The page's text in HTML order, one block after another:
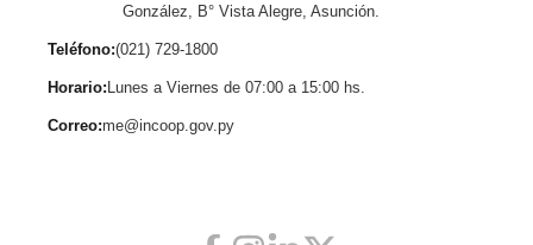
González, B° Vista Alegre, Asunción.
Teléfono:(021) 729-1800
Horario:Lunes a Viernes de 07:00 a 15:00 hs.
Correo:me@incoop.gov.py